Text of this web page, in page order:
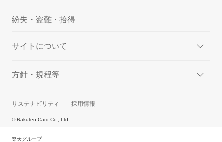
紛失・盗難・拾得
サイトについて
方針・規程等
サステナビリティ 採用情報
© Rakuten Card Co., Ltd.
楽天グループ